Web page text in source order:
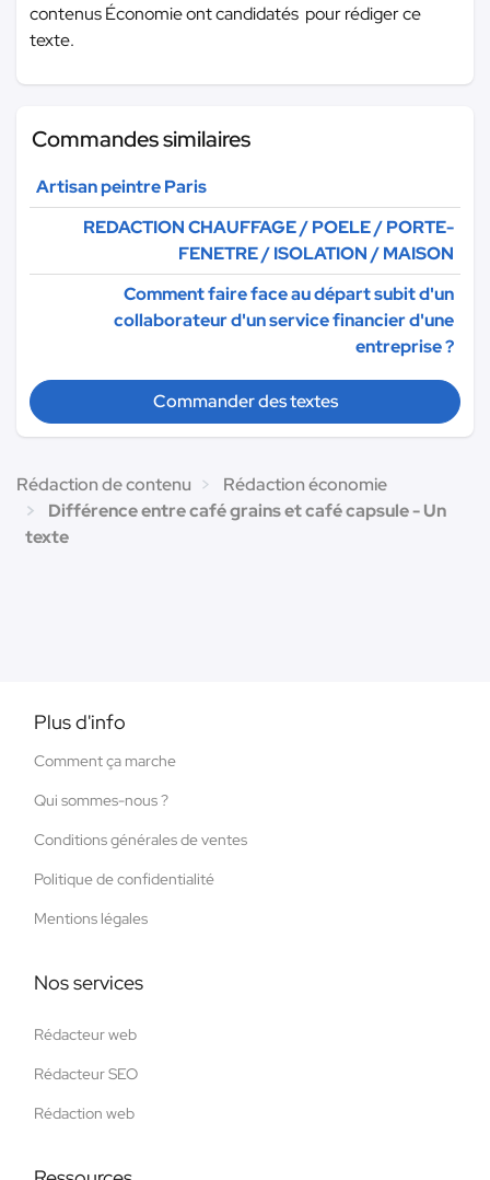
contenus Économie ont candidatés pour rédiger ce
texte.
Commandes similaires
Artisan peintre Paris
REDACTION CHAUFFAGE / POELE / PORTE-
FENETRE / ISOLATION / MAISON
Comment faire face au départ subit d'un
collaborateur d'un service financier d'une
entreprise ?
Commander des textes
Rédaction de contenu
Rédaction économie
Différence entre café grains et café capsule - Un
texte
Plus d'info
Comment ça marche
Qui sommes-nous ?
Conditions générales de ventes
Politique de confidentialité
Mentions légales
Nos services
Rédacteur web
Rédacteur SEO
Rédaction web